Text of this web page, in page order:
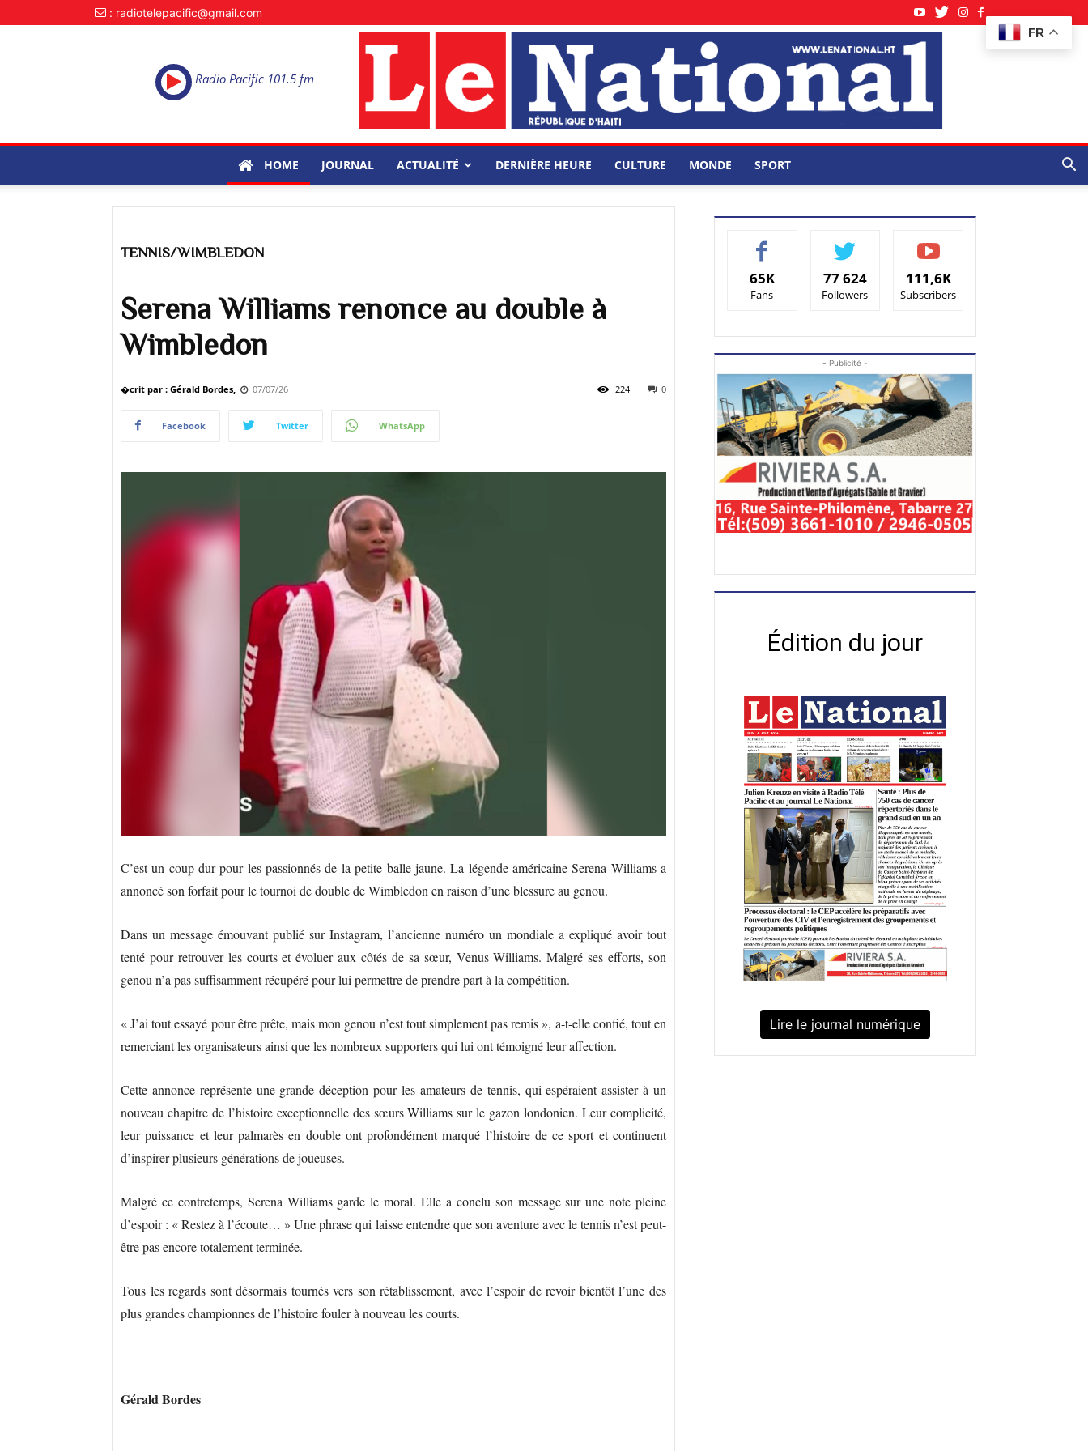
FR
: radiotelepacific@gmail.com
Radio Pacific 101.5 fm
HOME JOURNAL ACTUALITÉ DERNIÈRE HEURE CULTURE MONDE SPORT
TENNIS/WIMBLEDON
Serena Williams renonce au double à
Wimbledon
�crit par : Gérald Bordes, 07/07/26 0
224
Facebook Twitter WhatsApp
C’est un coup dur pour les passionnés de la petite balle jaune. La légende américaine Serena Williams a
annoncé son forfait pour le tournoi de double de Wimbledon en raison d’une blessure au genou.
Dans un message émouvant publié sur Instagram, l’ancienne numéro un mondiale a expliqué avoir tout
tenté pour retrouver les courts et évoluer aux côtés de sa sœur, Venus Williams. Malgré ses efforts, son
genou n’a pas suffisamment récupéré pour lui permettre de prendre part à la compétition.
« J’ai tout essayé pour être prête, mais mon genou n’est tout simplement pas remis », a-t-elle confié, tout en
remerciant les organisateurs ainsi que les nombreux supporters qui lui ont témoigné leur affection.
Cette annonce représente une grande déception pour les amateurs de tennis, qui espéraient assister à un
nouveau chapitre de l’histoire exceptionnelle des sœurs Williams sur le gazon londonien. Leur complicité,
leur puissance et leur palmarès en double ont profondément marqué l’histoire de ce sport et continuent
d’inspirer plusieurs générations de joueuses.
Malgré ce contretemps, Serena Williams garde le moral. Elle a conclu son message sur une note pleine
d’espoir : « Restez à l’écoute… » Une phrase qui laisse entendre que son aventure avec le tennis n’est peut-
être pas encore totalement terminée.
Tous les regards sont désormais tournés vers son rétablissement, avec l’espoir de revoir bientôt l’une des
plus grandes championnes de l’histoire fouler à nouveau les courts.
Gérald Bordes
65K
Fans
77 624
Followers
111,6K
Subscribers
- Publicité -
Édition du jour
Lire le journal numérique